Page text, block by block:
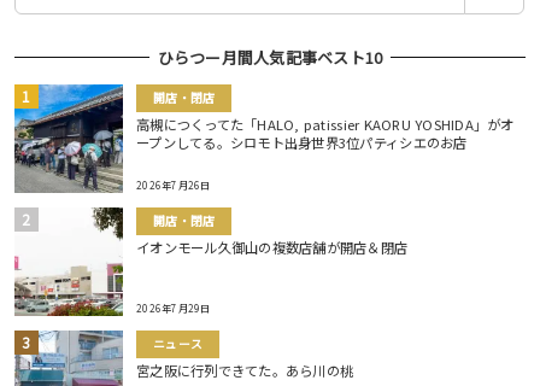
ひらつー月間人気記事ベスト10
開店・閉店
高槻につくってた「HALO, patissier KAORU YOSHIDA」がオ
ープンしてる。シロモト出身世界3位パティシエのお店
2026年7月26日
開店・閉店
イオンモール久御山の複数店舗が開店＆閉店
2026年7月29日
ニュース
宮之阪に行列できてた。あら川の桃